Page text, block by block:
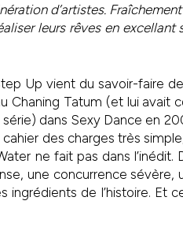
d’artistes.
leurs rêves en
Up vient du savoir-faire
Chaning Tatum (et lui avait
dans Sexy Dance en
des charges très
ne fait pas dans l’inédit.
une concurrence sévère,
de l’histoire. Et